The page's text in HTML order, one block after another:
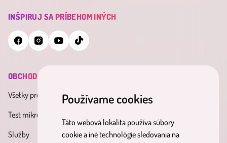
Používame cookies
Táto webová lokalita používa súbory
cookie a iné technológie sledovania na
INŠPIRUJ SA PRÍBEHOM INÝCH
OBCHOD
Všetky produkty
Test mikrobiómu
Služby
Všeobecné obchodné
Zásady spracúvania osobných
Účinné látky